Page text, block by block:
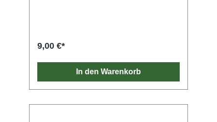
9,00 €*
In den Warenkorb